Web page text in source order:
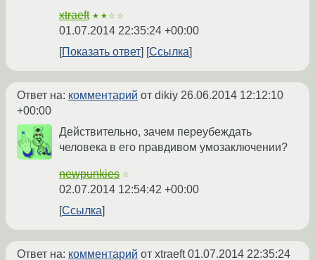
xtraeft ★★☆☆
01.07.2014 22:35:24 +00:00
Показать ответ
Ссылка
Ответ на: комментарий от dikiy 26.06.2014 12:12:10
+00:00
Действительно, зачем переубеждать
человека в его правдивом умозаключении?
newpunkies ☆
02.07.2014 12:54:42 +00:00
Ссылка
Ответ на: комментарий от xtraeft01.07.2014 22:35:24